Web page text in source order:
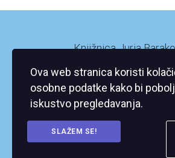
Knjižnica Jurja
23248 Ražanac
Ova web stranica koristi
osobne podatke kako bi
iskustvo pregledavanja.
SLAŽEM SE!